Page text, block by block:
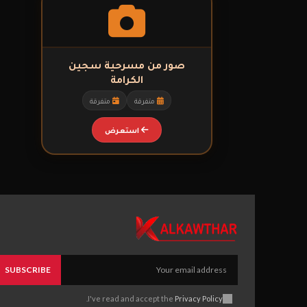
صور من مسرحية سجين
الكرامة
متفرقة متفرقة
استعرض
SUBSCRIBE
I've read and accept the Privacy Policy